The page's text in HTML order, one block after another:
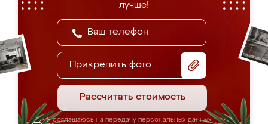
лучше!
Прикрепить фото
Рассчитать стоимость
Я соглашаюсь на передачу персональных данных